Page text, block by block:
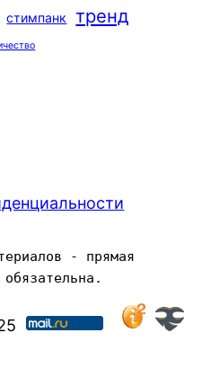
стимпанк тренд
- прямая